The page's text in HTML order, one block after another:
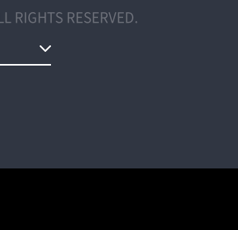
RIGHTS RESERVED.